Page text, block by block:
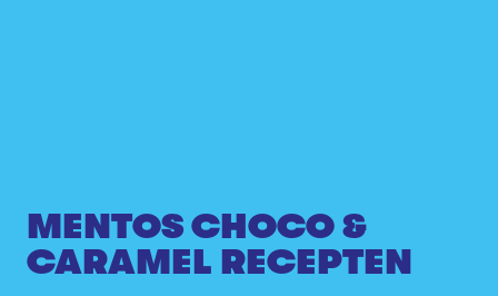
MENTOS CHOCO &
CARAMEL RECEPTEN